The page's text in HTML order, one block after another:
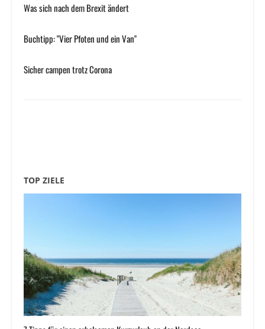
Was sich nach dem Brexit ändert
Buchtipp: "Vier Pfoten und ein Van"
Sicher campen trotz Corona
TOP ZIELE